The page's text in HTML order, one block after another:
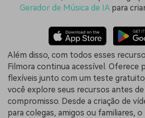
Gerador de Música de IApara
Além disso, com todos esses
Filmora continua acessível. Oferece
flexíveis junto com um teste
você explore seus recursos antes
compromisso. Desde a criação de
para colegas, amigos ou familiares,